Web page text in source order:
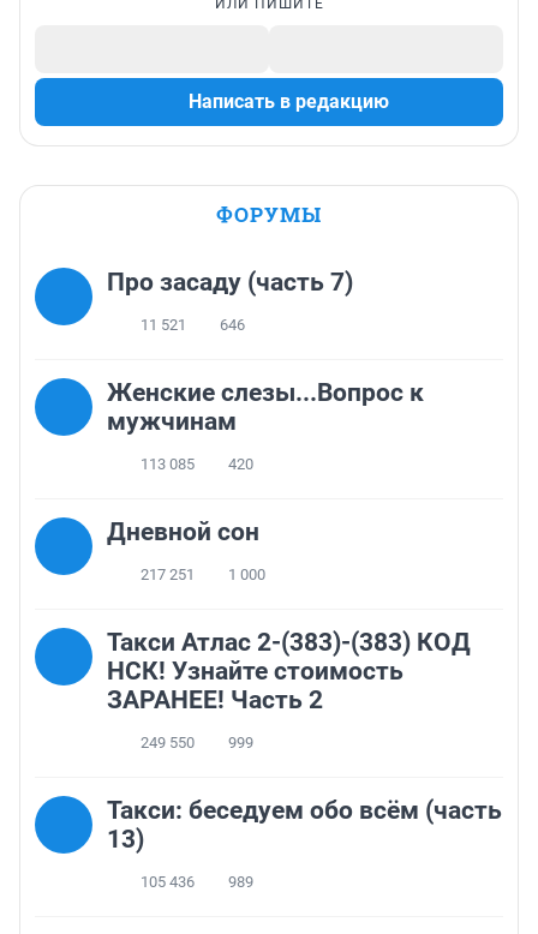
ИЛИ ПИШИТЕ
Написать в редакцию
ФОРУМЫ
Про засаду (часть 7)
11 521 646
Женские слезы...Вопрос к
мужчинам
113 085 420
Дневной сон
217 251 1 000
Такси Атлас 2-(383)-(383) КОД
НСК! Узнайте стоимость
ЗАРАНЕЕ! Часть 2
249 550 999
Такси: беседуем обо всём (часть
13)
105 436 989